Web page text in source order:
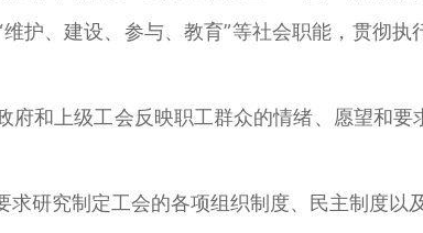
护、建设、参与、教育”等社会职能，贯彻
和上级工会反映职工群众的情绪、愿望和
研究制定工会的各项组织制度、民主制度以